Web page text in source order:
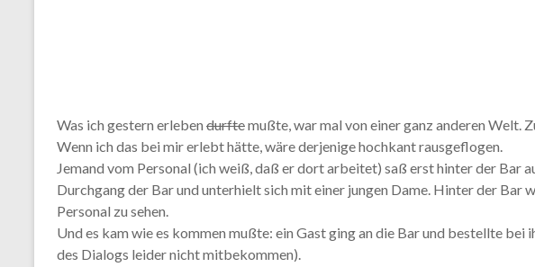
Was ich gestern erleben durftemußte, war mal von einer ganz anderen Welt.
Wenn ich das bei mir erlebt hätte, wäre derjenige hochkant rausgeflogen.
Jemand vom Personal (ich weiß, daß er dort arbeitet) saß erst hinter der Bar
Durchgang der Bar und unterhielt sich mit einer jungen Dame. Hinter der Bar
Personal zu sehen.
Und es kam wie es kommen mußte: ein Gast ging an die Bar und bestellte bei
des Dialogs leider nicht mitbekommen).